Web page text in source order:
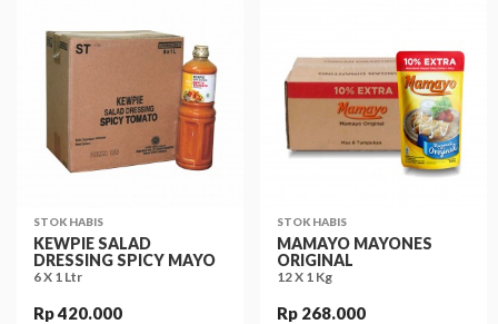
STOK HABIS
KEWPIE SALAD
DRESSING SPICY MAYO
6 X 1 Ltr
Rp 420.000
STOK HABIS
MAMAYO MAYONES
ORIGINAL
12 X 1 Kg
Rp 268.000